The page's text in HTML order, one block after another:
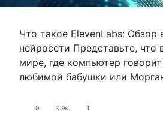
Что такое ElevenLabs: Обзор
нейросети Представьте, что
мире, где компьютер
любимой бабушки или
0 3.9к. 1